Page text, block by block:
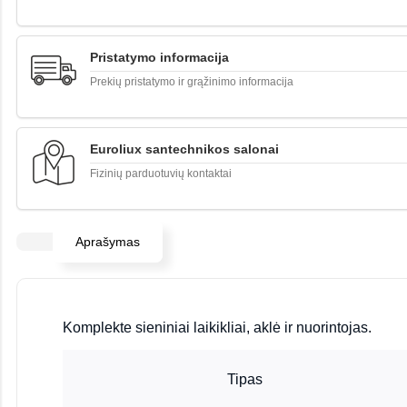
Pristatymo informacija
Prekių pristatymo ir grąžinimo informacija
Euroliux santechnikos salonai
Fizinių parduotuvių kontaktai
Aprašymas
Komplekte sieniniai laikikliai, aklė ir nuorintojas.
Tipas